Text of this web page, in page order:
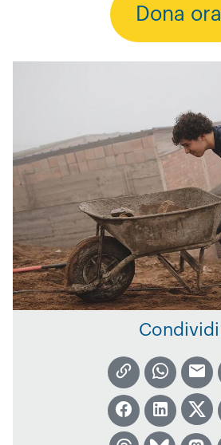
Dona ora
Condividi